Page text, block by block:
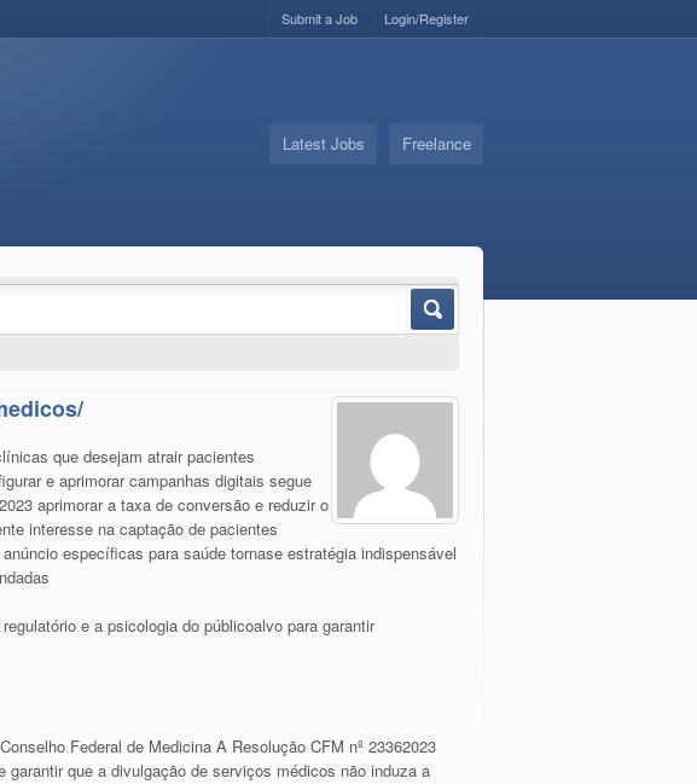
Login/Register
Submit a Job
Latest Jobs Freelance
que desejam atrair pacientes
e aprimorar campanhas digitais segue
aprimorar a taxa de conversão e reduzir o
interesse na captação de pacientes
específicas para saúde tornase estratégia indispensável
e a psicologia do públicoalvo para garantir
Federal de Medicina A Resolução CFM nº 23362023
que a divulgação de serviços médicos não induza a